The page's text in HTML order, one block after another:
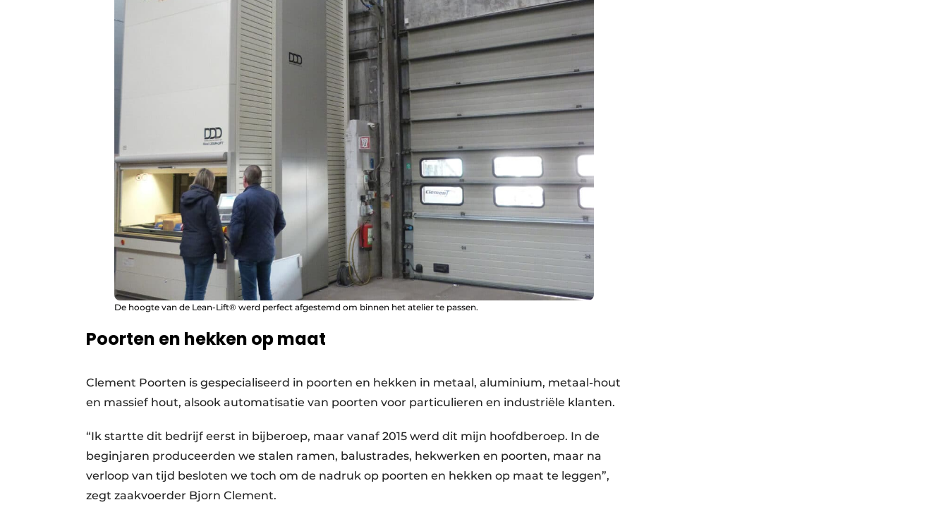
De hoogte van de Lean-Lift® werd perfect afgestemd om binnen het atelier te passen.
Poorten en hekken op maat
Clement Poorten is gespecialiseerd in poorten en hekken in metaal, aluminium, metaal-hout
en massief hout, alsook automatisatie van poorten voor particulieren en industriële klanten.
“Ik startte dit bedrijf eerst in bijberoep, maar vanaf 2015 werd dit mijn hoofdberoep. In de
begin­jaren produceerden we stalen ramen, balustrades, hekwerken en poorten, maar na
verloop van tijd besloten we toch om de nadruk op poorten en hekken op maat te leggen”,
zegt zaakvoerder Bjorn Clement.